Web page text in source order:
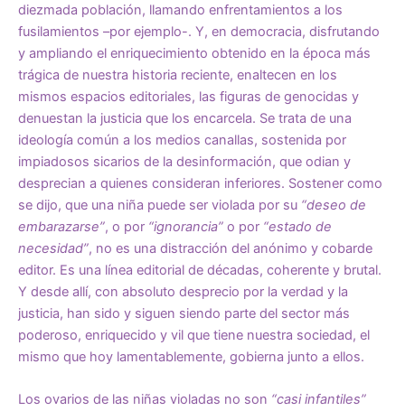
diezmada población, llamando enfrentamientos a los
fusilamientos –por ejemplo-. Y, en democracia, disfrutando
y ampliando el enriquecimiento obtenido en la época más
trágica de nuestra historia reciente, enaltecen en los
mismos espacios editoriales, las figuras de genocidas y
denuestan la justicia que los encarcela. Se trata de una
ideología común a los medios canallas, sostenida por
impiadosos sicarios de la desinformación, que odian y
desprecian a quienes consideran inferiores. Sostener como
se dijo, que una niña puede ser violada por su “deseo de
embarazarse”, o por “ignorancia” o por “estado de
necesidad”, no es una distracción del anónimo y cobarde
editor. Es una línea editorial de décadas, coherente y brutal.
Y desde allí, con absoluto desprecio por la verdad y la
justicia, han sido y siguen siendo parte del sector más
poderoso, enriquecido y vil que tiene nuestra sociedad, el
mismo que hoy lamentablemente, gobierna junto a ellos.
Los ovarios de las niñas violadas no son “casi infantiles”